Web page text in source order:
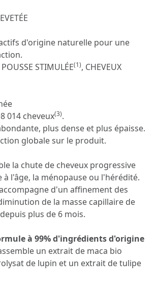
d'origine naturelle pour une
STIMULÉE(1), CHEVEUX
014 cheveux(3).
plus dense et plus épaisse.
globale sur le produit.
la chute de cheveux progressive
à l'âge, la ménopause ou l'hérédité.
d'un affinement des
de la masse capillaire de
plus de 6 mois.
à 99% d'ingrédients d'origine
un extrait de maca bio
de lupin et un extrait de tulipe